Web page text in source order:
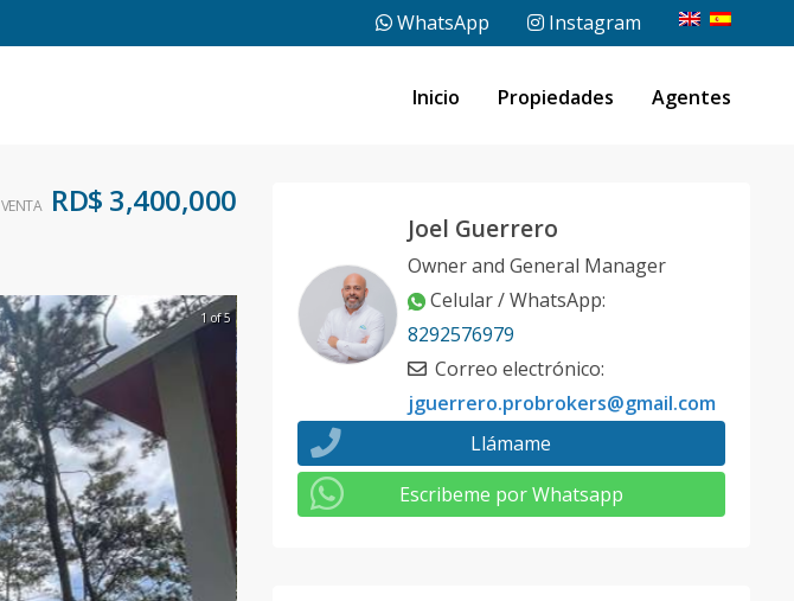
WhatsApp Instagram
Inicio Propiedades Agentes
VENTA RD$ 3,400,000
1 of 5
Joel Guerrero
Owner and General Manager
Celular / WhatsApp:
8292576979
Correo electrónico:
jguerrero.probrokers@gmail.com
Llámame
Escribeme por Whatsapp